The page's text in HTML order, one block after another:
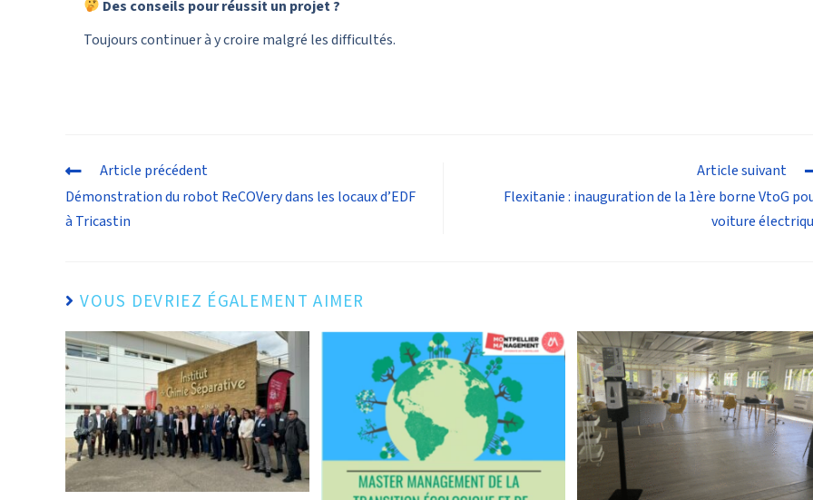
Des conseils pour réussit un projet ?
Toujours continuer à y croire malgré les difficultés.
Article précédent
Démonstration du robot ReCOVery dans les locaux d’EDF
à Tricastin
Article suivant
Flexitanie : inauguration de la 1ère borne VtoG
voiture
VOUS DEVRIEZ ÉGALEMENT AIMER